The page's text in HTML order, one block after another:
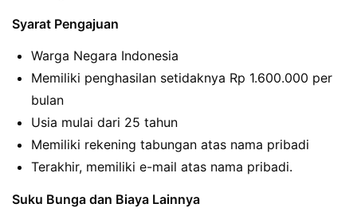
Syarat Pengajuan
Warga Negara Indonesia
Memiliki penghasilan setidaknya Rp 1.600.000 per
bulan
Usia mulai dari 25 tahun
Memiliki rekening tabungan atas nama pribadi
Terakhir, memiliki e-mail atas nama pribadi.
Suku Bunga dan Biaya Lainnya